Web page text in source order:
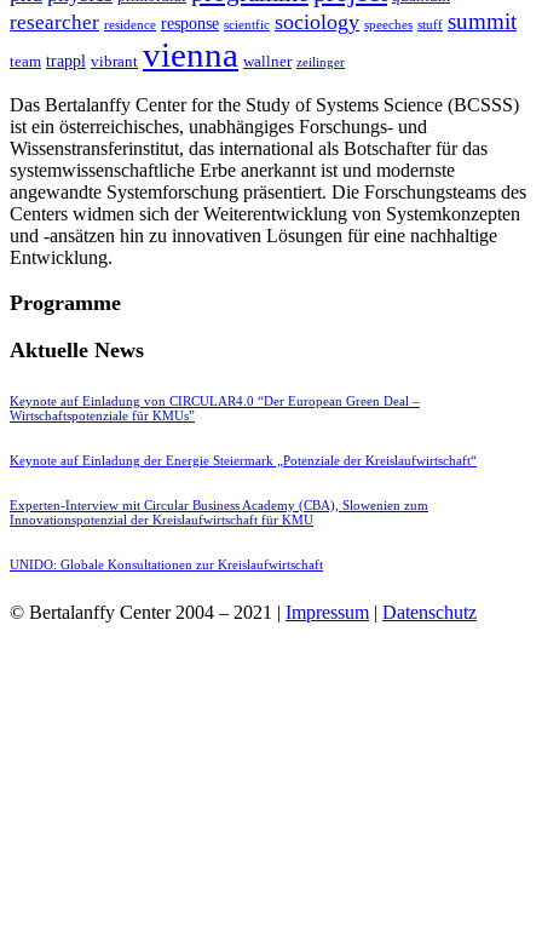
researcher residence response scientfic sociology speeches stuff summit
team trappl vibrant vienna wallner zeilinger
Das Bertalanffy Center for the Study of Systems Science (BCSSS)
ist ein österreichisches, unabhängiges Forschungs- und
Wissenstransferinstitut, das international als Botschafter für das
systemwissenschaftliche Erbe anerkannt ist und modernste
angewandte Systemforschung präsentiert. Die Forschungsteams des
Centers widmen sich der Weiterentwicklung von Systemkonzepten
und -ansätzen hin zu innovativen Lösungen für eine nachhaltige
Entwicklung.
Programme
Aktuelle News
Keynote auf Einladung von CIRCULAR4.0 “Der European Green Deal –
Wirtschaftspotenziale für KMUs”
Keynote auf Einladung der Energie Steiermark „Potenziale der Kreislaufwirtschaft“
Experten-Interview mit Circular Business Academy (CBA), Slowenien zum
Innovationspotenzial der Kreislaufwirtschaft für KMU
UNIDO: Globale Konsultationen zur Kreislaufwirtschaft
© Bertalanffy Center 2004 – 2021 | Impressum | Datenschutz